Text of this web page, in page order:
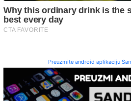
Preuzmite android aplikaciju